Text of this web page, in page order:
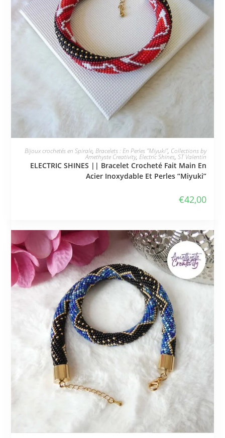
JE L'ADOPTE
Bijoux crochetés en Spirale, Bracelets : En Perles "Miyuki", Collections by
Amethyste Creativity, Electric Shines, ST Valentin
ELECTRIC SHINES || Bracelet Crocheté Fait Main En
Acier Inoxydable Et Perles “Miyuki”
€42,00